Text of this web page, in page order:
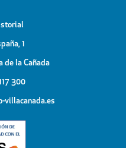
1
de la Cañada
300
villacanada.es